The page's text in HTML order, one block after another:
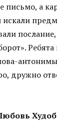
письмо, а
искали
дружно